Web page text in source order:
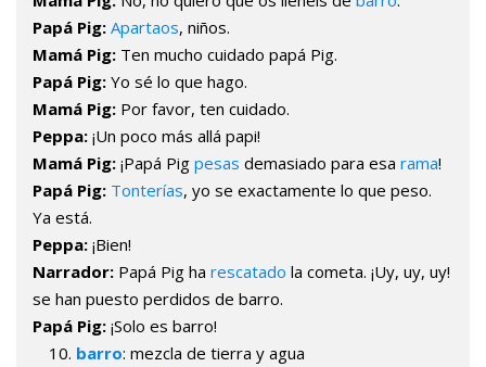
Papá Pig: Apartaos, niños.
Mamá Pig: Ten mucho cuidado papá Pig.
Papá Pig: Yo sé lo que hago.
Mamá Pig: Por favor, ten cuidado.
Peppa: ¡Un poco más allá papi!
Mamá Pig: ¡Papá Pig pesas demasiado para esa rama!
Papá Pig: Tonterías, yo se exactamente lo que peso.
Ya está.
Peppa: ¡Bien!
Narrador: Papá Pig ha rescatado la cometa. ¡Uy, uy, uy!
se han puesto perdidos de barro.
Papá Pig: ¡Solo es barro!
barro: mezcla de tierra y agua